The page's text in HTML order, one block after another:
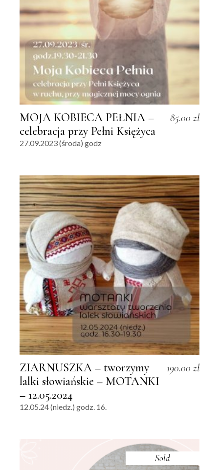
MOJA KOBIECA PEŁNIA –
celebracja przy Pełni Księżyca
85.00 zł
27.09.2023 (środa) godz
ZIARNUSZKA – tworzymy
lalki słowiańskie – MOTANKI
– 12.05.2024
190.00 zł
12.05.24 (niedz.) godz. 16.
Sold